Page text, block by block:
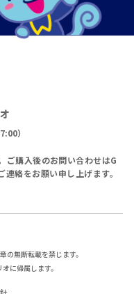
）
ご購入後のお問い合わせはG
絡をお願い申し上げます。
の無断転載を禁じます。
に帰属します。